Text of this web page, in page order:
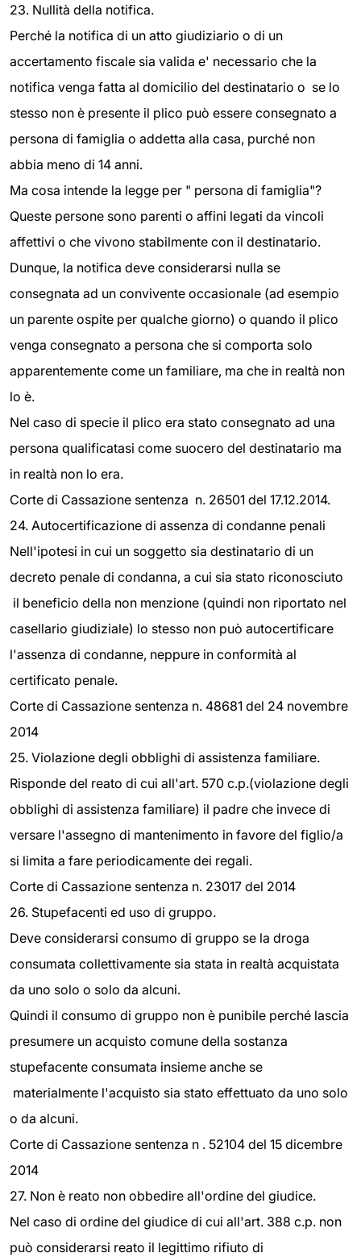
23. Nullità della notifica.
Perché la notifica di un atto giudiziario o di un
accertamento fiscale sia valida e' necessario che la
notifica venga fatta al domicilio del destinatario o se lo
stesso non è presente il plico può essere consegnato a
persona di famiglia o addetta alla casa, purché non
abbia meno di 14 anni.
Ma cosa intende la legge per " persona di famiglia"?
Queste persone sono parenti o affini legati da vincoli
affettivi o che vivono stabilmente con il destinatario.
Dunque, la notifica deve considerarsi nulla se
consegnata ad un convivente occasionale (ad esempio
un parente ospite per qualche giorno) o quando il plico
venga consegnato a persona che si comporta solo
apparentemente come un familiare, ma che in realtà non
lo è.
Nel caso di specie il plico era stato consegnato ad una
persona qualificatasi come suocero del destinatario ma
in realtà non lo era.
Corte di Cassazione sentenza n. 26501 del 17.12.2014.
24. Autocertificazione di assenza di condanne penali
Nell'ipotesi in cui un soggetto sia destinatario di un
decreto penale di condanna, a cui sia stato riconosciuto
il beneficio della non menzione (quindi non riportato nel
casellario giudiziale) lo stesso non può autocertificare
l'assenza di condanne, neppure in conformità al
certificato penale.
Corte di Cassazione sentenza n. 48681 del 24 novembre
2014
25. Violazione degli obblighi di assistenza familiare.
Risponde del reato di cui all'art. 570 c.p.(violazione degli
obblighi di assistenza familiare) il padre che invece di
versare l'assegno di mantenimento in favore del figlio/a
si limita a fare periodicamente dei regali.
Corte di Cassazione sentenza n. 23017 del 2014
26. Stupefacenti ed uso di gruppo.
Deve considerarsi consumo di gruppo se la droga
consumata collettivamente sia stata in realtà acquistata
da uno solo o solo da alcuni.
Quindi il consumo di gruppo non è punibile perché lascia
presumere un acquisto comune della sostanza
stupefacente consumata insieme anche se
materialmente l'acquisto sia stato effettuato da uno solo
o da alcuni.
Corte di Cassazione sentenza n . 52104 del 15 dicembre
2014
27. Non è reato non obbedire all'ordine del giudice.
Nel caso di ordine del giudice di cui all'art. 388 c.p. non
può considerarsi reato il legittimo rifiuto di